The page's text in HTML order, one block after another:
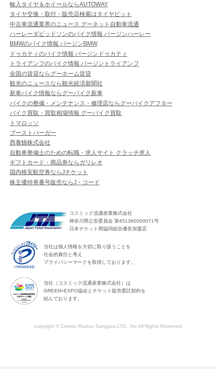
輸入タイヤ＆ホイールならAUTOWAY
タイヤ交換・取付・販売店検索はタイヤピット
中古車流通業界のニュース グーネット自動車流通
ハーレーダビッドソンのバイク情報 バージンハーレー
BMWのバイク情報 バージンBMW
ドゥカティのバイク情報 バージンドゥカティ
トライアンフのバイク情報 バージントライアンフ
全国の賃貸ならグーホーム賃貸
観光のニュースなら観光経済新聞社
新車バイク情報ならグーバイク新車
バイクの整備・メンテナンス・修理店ならグーバイクアフター
バイク買取・買取相場情報 グーバイク買取
トマロッソ
ブーストバーガー
西養鰻株式会社
自動車整備士のための転職・求人サイト クラッチ求人
ギフトカード・商品券ならガリレオ
国内格安航空券ならJチケット
株主優待券番号販売ならJ・コード
コスミック流通産業株式会社
神奈川県公安委員会 第451360000071号
日本チケット商協同組合優良加盟店
当社は個人情報を大切に取り扱うことを
社会的責任と考え
プライバシーマークを取得しております。
当社（コスミック流通産業株式会社）は
GREEN×EXPO協会とチケット販売委託契約を
結んでおります。
copyright © Cosmic Ryutuu Sangyou LTD., Inc All Rights Reserved.